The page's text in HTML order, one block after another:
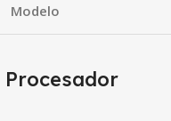
Modelo
Procesador